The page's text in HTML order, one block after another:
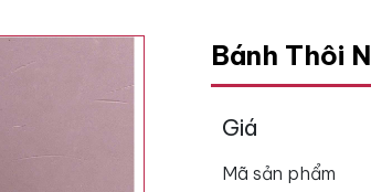
Bánh Thôi
Giá
Mã sản phẩm